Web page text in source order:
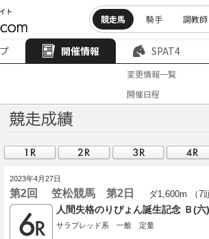
競走馬 騎手 調教師
開催情報 SPAT4
変更情報一覧
開催日程
2023年4月27日
第2回 笠松競馬 第2日 ダ1,600m （7
人間失格のりぴょん誕生記念 Ｂ(
サラブレッド系 一般 定量